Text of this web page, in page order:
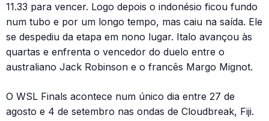
11.33 para vencer. Logo depois o indonésio ficou fundo
num tubo e por um longo tempo, mas caiu na saída. Ele
se despediu da etapa em nono lugar. Italo avançou às
quartas e enfrenta o vencedor do duelo entre o
australiano Jack Robinson e o francês Margo Mignot.
O WSL Finals acontece num único dia entre 27 de
agosto e 4 de setembro nas ondas de Cloudbreak, Fiji.